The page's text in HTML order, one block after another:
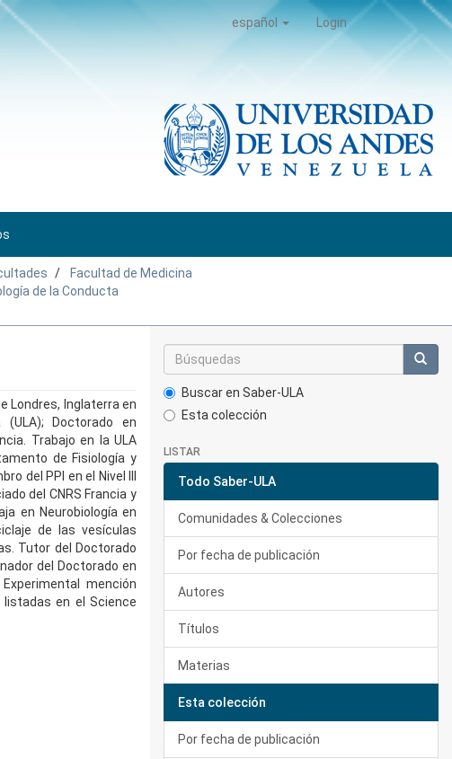
español Login
Facultad de Medicina
de la Conducta
Londres, Inglaterra en
(ULA); Doctorado en
Trabajo en la ULA
de Fisiología y
del PPI en el Nivel III
del CNRS Francia y
en Neurobiología en
de las vesículas
Tutor del Doctorado
del Doctorado en
mención
listadas en el Science
Buscar en Saber-ULA
Esta colección
LISTAR
Todo Saber-ULA
Comunidades & Colecciones
Por fecha de publicación
Autores
Títulos
Materias
Esta colección
Por fecha de publicación